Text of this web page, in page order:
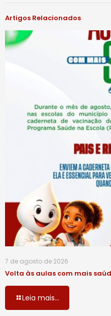
Artigos Relacionados
7 de agosto de 2026
Volta às aulas com mais
Leia mais...